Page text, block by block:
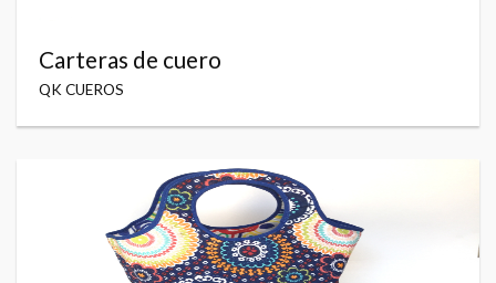
Carteras de cuero
QK CUEROS